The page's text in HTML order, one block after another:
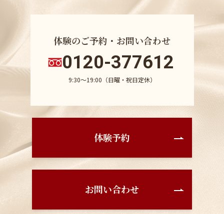
体験のご予約・お問い合わせ
0120-377612
9:30〜19:00（日曜・祝日定休）
体験予約
お問い合わせ